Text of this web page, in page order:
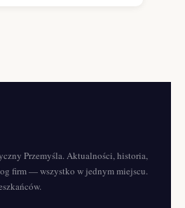
Przemyśla. Aktualności, historia,
firm — wszystko w jednym miejscu.